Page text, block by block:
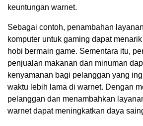
keuntungan warnet.
Sebagai contoh, penambahan
komputer untuk gaming dapat
hobi bermain game. Sementara itu,
penjualan makanan dan minuman
kenyamanan bagi pelanggan yang
waktu lebih lama di warnet. Dengan
pelanggan dan menambahkan
warnet dapat meningkatkan daya